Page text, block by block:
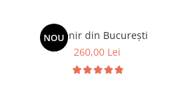
NOU
Suvenir din București
260,00 Lei